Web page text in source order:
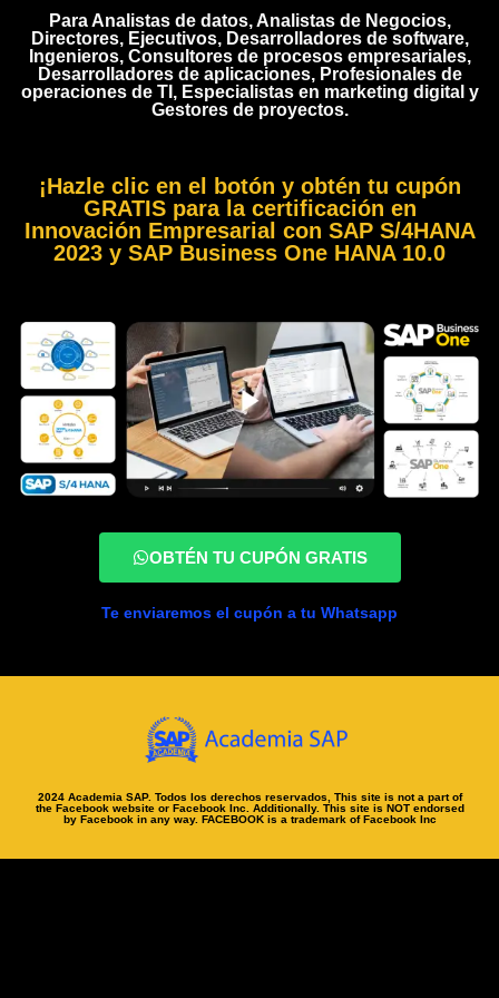
Para Analistas de datos, Analistas de Negocios,
Directores, Ejecutivos, Desarrolladores de software,
Ingenieros, Consultores de procesos empresariales,
Desarrolladores de aplicaciones, Profesionales de
operaciones de TI, Especialistas en marketing digital y
Gestores de proyectos.
¡Hazle clic en el botón y obtén tu cupón
GRATIS para la certificación en
Innovación Empresarial con SAP S/4HANA
2023 y SAP Business One HANA 10.0
OBTÉN TU CUPÓN GRATIS
Te enviaremos el cupón a tu Whatsapp
2024 Academia SAP. Todos los derechos reservados, This site is not a part of
the Facebook website or Facebook Inc. Additionally. This site is NOT endorsed
by Facebook in any way. FACEBOOK is a trademark of Facebook Inc